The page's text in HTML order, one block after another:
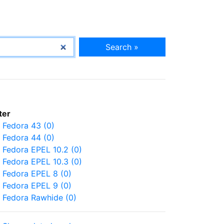
Search »
Fedora 43 (0)
Fedora 44 (0)
Fedora EPEL 10.2 (0)
Fedora EPEL 10.3 (0)
Fedora EPEL 8 (0)
Fedora EPEL 9 (0)
Fedora Rawhide (0)